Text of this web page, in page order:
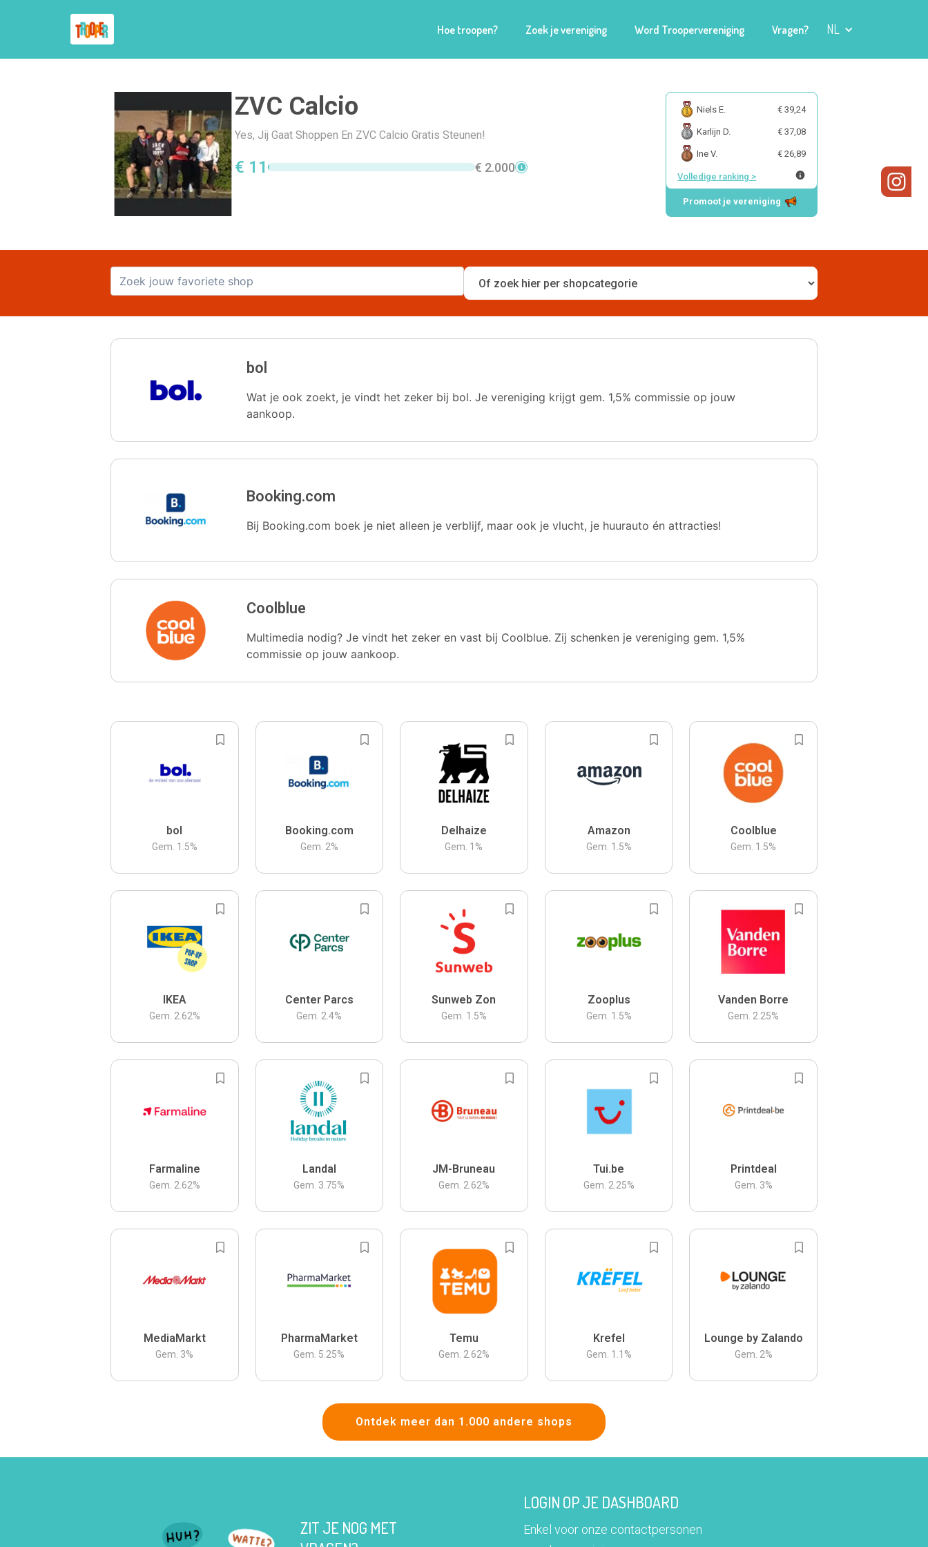
Hoe troopen? Zoek je vereniging Word Troopervereniging Vragen? NL
ZVC Calcio
Yes, Jij Gaat Shoppen En ZVC Calcio Gratis Steunen!
€ 11 € 2.000
Niels E. € 39,24
Karlijn D. € 37,08
Ine V. € 26,89
Volledige ranking >
Promoot je vereniging
bol
Wat je ook zoekt, je vindt het zeker bij bol. Je vereniging krijgt gem. 1,5% commissie op jouw
aankoop.
Booking.com
Bij Booking.com boek je niet alleen je verblijf, maar ook je vlucht, je huurauto én attracties!
Coolblue
Multimedia nodig? Je vindt het zeker en vast bij Coolblue. Zij schenken je vereniging gem. 1,5%
commissie op jouw aankoop.
bol
Gem. 1.5%
Booking.com
Gem. 2%
Delhaize
Gem. 1 %
Amazon
Gem. 1.5%
Coolblue
Gem. 1.5%
IKEA
Gem. 2.62%
Center Parcs
Gem. 2.4%
Sunweb Zon
Gem. 1.5%
Zooplus
Gem. 1.5%
Vanden Borre
Gem. 2.25%
Farmaline
Gem. 2.62%
Landal
Gem. 3.75%
JM-Bruneau
Gem. 2.62%
Tui.be
Gem. 2.25%
Printdeal
Gem. 3%
MediaMarkt
Gem. 3%
PharmaMarket
Gem. 5.25%
Temu
Gem. 2.62%
Krefel
Gem. 1.1 %
Lounge by Zalando
Gem. 2%
Ontdek meer dan 1.000 andere shops
ZIT JE NOG MET
LOGIN OP JE DASHBOARD
Enkel voor onze contactpersonen